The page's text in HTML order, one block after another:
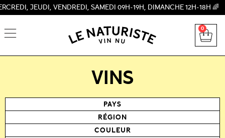
VENDREDI, SAMEDI 09H-19H, DIMANCHE 12H-18H 🌈
0
VINS
PAYS
RÉGION
COULEUR